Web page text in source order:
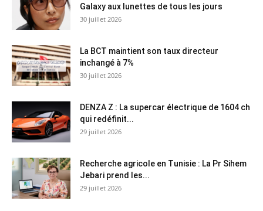
Galaxy aux lunettes de tous les jours
30 juillet 2026
La BCT maintient son taux directeur
inchangé à 7%
30 juillet 2026
DENZA Z : La supercar électrique de 1604 ch
qui redéfinit...
29 juillet 2026
Recherche agricole en Tunisie : La Pr Sihem
Jebari prend les...
29 juillet 2026